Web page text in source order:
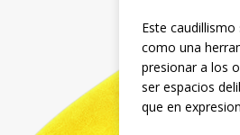
Este
como una
presionar a los
ser espacios
que en